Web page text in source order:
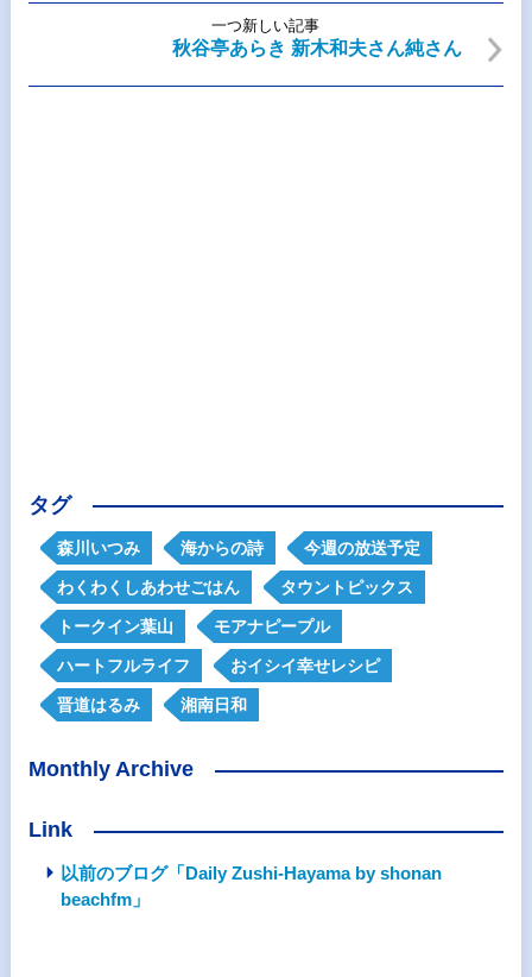
一つ新しい記事
秋谷亭あらき 新木和夫さん純さん
タグ
森川いつみ 海からの詩 今週の放送予定
わくわくしあわせごはん タウントピックス
トークイン葉山 モアナピープル
ハートフルライフ おイシイ幸せレシピ
晋道はるみ 湘南日和
Monthly Archive
Link
以前のブログ「Daily Zushi-Hayama by shonan
beachfm」